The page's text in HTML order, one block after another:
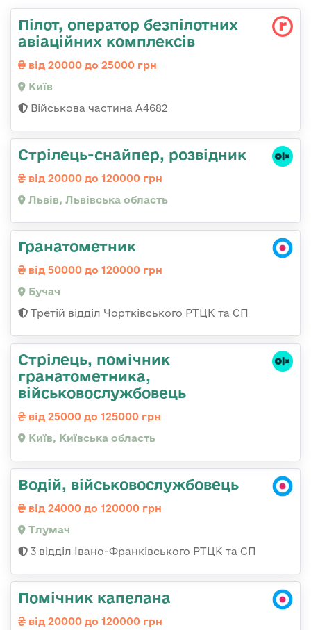
Пілот, оператор безпілотних
авіаційних комплексів
від 20000 до 25000 грн
Київ
Військова частина А4682
Стрілець-снайпер, розвідник
від 20000 до 120000 грн
Львів, Львівська область
Гранатометник
від 50000 до 120000 грн
Бучач
Третій відділ Чортківського РТЦК та СП
Стpілець, помічник
гpанатометника,
військовослужбовець
від 25000 до 125000 грн
Київ, Київська область
Водій, військовослужбовець
від 24000 до 120000 грн
Тлумач
3 відділ Івано-Франківського РТЦК та СП
Помічник капелана
від 20000 до 120000 грн